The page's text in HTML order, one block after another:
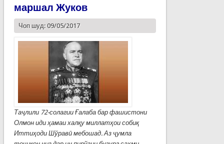
маршал Жуков
Чоп шуд: 09/05/2017
Таҷлили 72-солагии Ғалаба бар фашистони
Олмон иди ҳамаи халқу миллатҳои собиқ
Иттиҳоди Шўравӣмебошад. Аз ҷумла